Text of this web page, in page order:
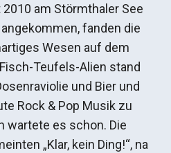
am Störmthaler See
fanden die
Wesen auf dem
Teufels-Alien stand
und Bier und
Rock & Pop Musik zu
wartete es schon. Die
„Klar, kein Ding!“, na